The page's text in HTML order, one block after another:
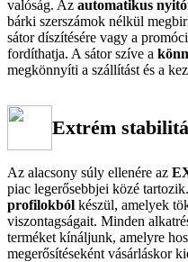
valóság. Az automatikus
bárki szerszámok nélkül
sátor díszítésére vagy a
fordíthatja. A sátor szíve a
megkönnyíti a szállítást és a
Extrém
Az alacsony súly ellenére az
piac legerősebbjei közé tartozik.
profilokból készül, amelyek
viszontagságait. Minden
terméket kínáljunk, amelyre
megerősítéseként vásárláskor